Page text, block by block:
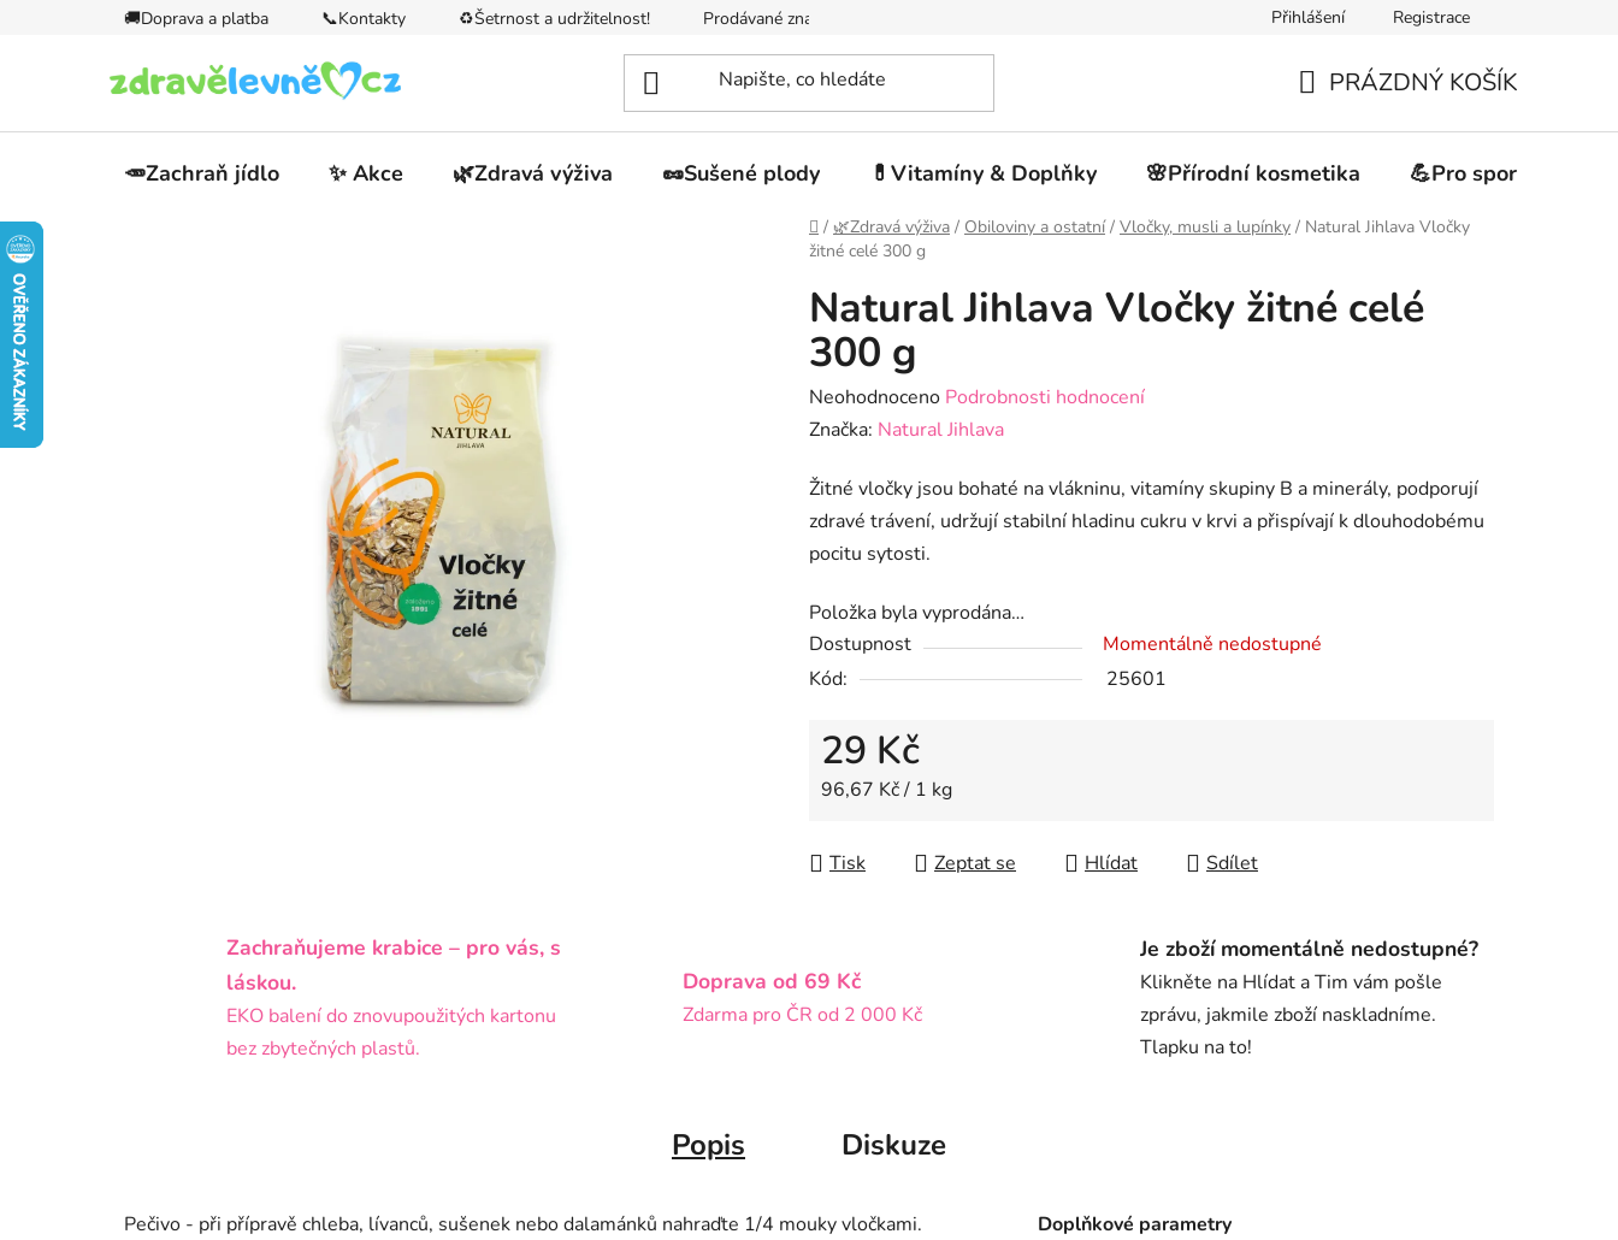
🚚Doprava a platba 📞Kontakty ♻️Šetrnost a udržitelnost! Prodávané značky Obchodní podmínky Podmínky ochrany osobních
Přihlášení Registrace
KOŠÍK
PRÁZDNÝ KOŠÍK
🥕Zachraň jídlo ✨ Akce 🌿Zdravá výživa 🥜Sušené plody 💊Vitamíny & Doplňky 🌸Přírodní kosmetika 💪Pro sportovce
Domů
/ 🌿Zdravá výživa / Obiloviny a ostatní / Vločky, musli a lupínky / Natural Jihlava Vločky
žitné celé 300 g
Natural Jihlava Vločky žitné celé
300 g
Průměrné
hodnocení
je
0,0
z
hvězdiček.
Neohodnoceno Podrobnosti hodnocení
Značka: Natural Jihlava
Žitné vločky jsou bohaté na vlákninu, vitamíny skupiny B a minerály, podporují
zdravé trávení, udržují stabilní hladinu cukru v krvi a přispívají k dlouhodobému
pocitu sytosti.
Položka byla vyprodána…
Dostupnost
Momentálně nedostupné
Kód:
25601
29 Kč
Měrná cena:
96,67 Kč / 1 kg
Tisk Zeptat se Hlídat Sdílet
Zachraňujeme krabice – pro vás, s
láskou.
EKO balení do znovupoužitých kartonu
bez zbytečných plastů.
Doprava od 69 Kč
Zdarma pro ČR od 2 000 Kč
Je zboží momentálně nedostupné?
Klikněte na Hlídat a Tim vám pošle
zprávu, jakmile zboží naskladníme.
Tlapku na to!
Popis Diskuze
Pečivo - při přípravě chleba, lívanců, sušenek nebo dalamánků nahraďte 1/4 mouky vločkami.
Doplňkové parametry